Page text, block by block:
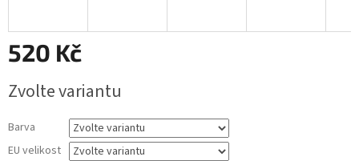
520 Kč
cena:
Zvolte variantu
Barva
EU velikost